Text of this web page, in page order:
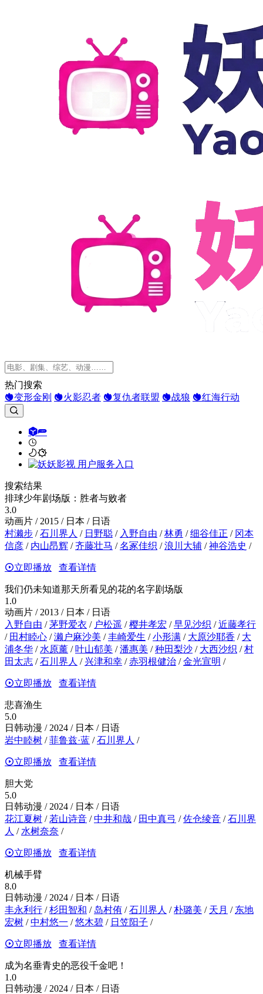
热门搜索
变形金刚
火影忍者 复仇者联盟 战狼 红海行动
搜索结果
排球少年剧场版：胜者与败者
3.0
动画片 / 2015 / 日本 / 日语
村濑步 /石川界人 / 日野聪 / 入野自由 /林勇 /细谷佳正 / 冈本
信彦 / 内山昂辉 /齐藤壮马 /名冢佳织 /浪川大辅 /神谷浩史 /
立即播放 查看详情
我们仍未知道那天所看见的花的名字剧场版
1.0
动画片 / 2013 / 日本 / 日语
入野自由 /茅野爱衣 / 户松遥 /樱井孝宏 /早见沙织 /近藤孝行
/ 田村睦心 /濑户麻沙美 /丰崎爱生 /小形满 / 大原沙耶香 / 大
浦冬华 / 水原薰 / 叶山郁美 /潘惠美 /种田梨沙 / 大西沙织 /村
田太志 /石川界人 / 兴津和幸 /赤羽根健治 /金光宣明 /
立即播放 查看详情
悲喜渔生
5.0
日韩动漫 / 2024 / 日本 / 日语
岩中睦树 /菲鲁兹·蓝 /石川界人 /
立即播放 查看详情
胆大党
5.0
日韩动漫 / 2024 / 日本 / 日语
花江夏树 / 若山诗音 /中井和哉 / 田中真弓 /佐仓绫音 /石川界
人 / 水树奈奈 /
立即播放 查看详情
机械手臂
8.0
日韩动漫 / 2024 / 日本 / 日语
丰永利行 /杉田智和 / 岛村侑 /石川界人 /朴璐美 / 天月 / 东地
宏树 /中村悠一 /悠木碧 / 日笠阳子 /
立即播放 查看详情
成为名垂青史的恶役千金吧！
1.0
日韩动漫 / 2024 / 日本 / 日语